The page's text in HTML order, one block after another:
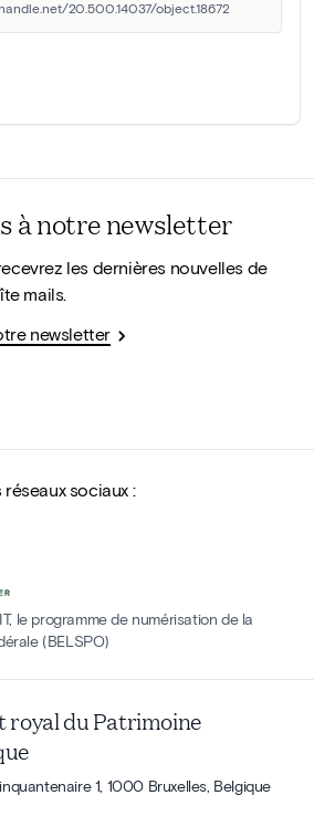
20.500.14037/object.18672
à notre newsletter
les dernières nouvelles de
mails.
newsletter
sociaux :
le programme de numérisation de la
(BELSPO)
royal du Patrimoine
1, 1000 Bruxelles, Belgique